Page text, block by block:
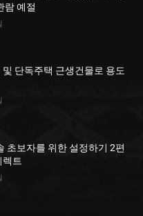
람 예절
단독주택 근생건물로 용도
초보자를 위한 설정하기 2편
렉트